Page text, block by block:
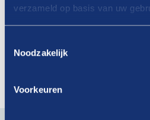
verzameld op basis van uw
Noodzakelijk
Voorkeuren
09-10-2025
De Week van de
medewerkers